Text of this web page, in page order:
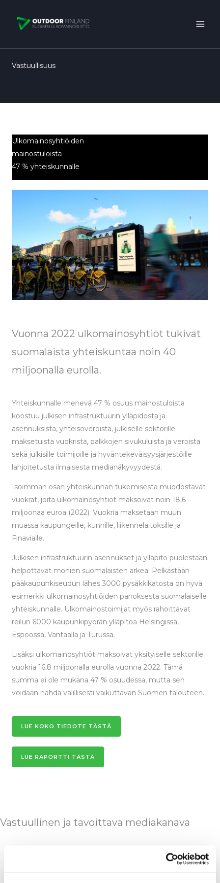
sisältöön
Vastuullisuus
Ulkomainosyhtiöiden
mainostuloista
47 % yhteiskunnalle
Vuonna 2022 ulkomainosyhtiöt tukivat
suomalaista yhteiskuntaa noin 40
miljoonalla eurolla.
Yhteiskunnalle menevä 47 % osuus mainostuloista
koostuu julkisen infrastruktuurin ylläpidosta ja
asennuksista, yhteisöveroista, julkiselle sektorille
maksetuista vuokrista, palkkojen sivukuluista ja veroista
sekä julkisille toimijoille ja hyväntekeväisyysjärjestöille
lahjoitetusta ilmaisesta medianäkyvyydestä.
Isoimman osan yhteiskunnan tukemisesta muodostavat
vuokrat, joita ulkomainosyhtiöt maksoivat noin 18,6
miljoonaa euroa (2022). Vuokria maksetaan muun
muassa kaupungeille, kunnille, liikennelaitoksille ja
Finavialle.
Julkisen infrastruktuurin asennukset ja ylläpito puolestaan
helpottavat monien suomalaisten arkea. Pelkästään
pääkaupunkiseudun lähes 3000 pysäkkikatosta on hyvä
esimerkki ulkomainosyhtiöiden panoksesta suomalaiselle
yhteiskunnalle. Ulkomainostoimijat myös rahoittavat
reilun 6000 kaupunkipyörän ylläpitoa Helsingissä,
Espoossa, Vantaalla ja Turussa.
Lisäksi ulkomainosyhtiöt maksoivat yksityiselle sektorille
vuokria 16,8 miljoonalla eurolla vuonna 2022. Tämä
summa ei ole mukana 47 % osuudessa, mutta sen
voidaan nähdä välillisesti vaikuttavan Suomen talouteen.
LUE KOKO TIEDOTE TÄSTÄ
LUE RAPORTTI TÄSTÄ
Vastuullinen ja tavoittava mediakanava